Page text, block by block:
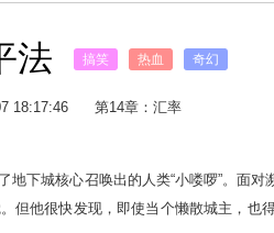
法 搞笑 热血 奇幻
18:17:46 第14章：汇率
地下城核心召唤出的人类“小喽啰”。面
但他很快发现，即使当个懒散城主，